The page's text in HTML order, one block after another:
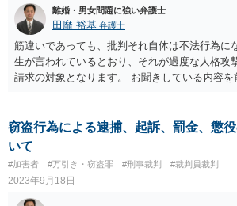
係がないと判断される可能性もありますから、
れることはありません。 敗訴したとしても、そ
いとは思いますが、具体的にいくらくらいにな
何らかの犯罪に該当する場合に刑事事件となり
科される等の結果に繋がる場合がありますが、
罪に該当するとも思えません。 仮に何らかの
も、起訴猶予になる可能性もあります。その場
で、刑事裁判に掛けられることもありません。
離婚・男女問題に強い弁護士
田靡 裕基 弁護士
筋違いであっても、批判それ自体は不法行為に
生が言われているとおり、それが過度な人格攻
請求の対象となります。 お聞きしている内容
批判が違法なものと評価できるかは、かなり微
間違った意見であっても、相手は主張する権利
が終わっても、なおあれこれ文句をつけて来る
介して警告するというのが、一応の対処方法と
窃盗行為による逮捕、起訴、罰金、懲
いて
#加害者 #万引き・窃盗罪 #刑事裁判 #裁判員裁判
2023年9月18日